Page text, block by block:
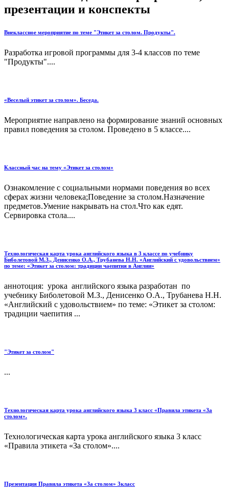
презентации и конспекты
Внеклассное мероприятие по теме "Этикет за столом. Продукты".
Разработка игровой программы для 3-4 классов по теме
"Продукты"....
«Веселый этикет за столом». Беседа.
Мероприятие направлено на формирование знаний основных
правил поведения за столом. Проведено в 5 классе....
Классный час на тему «Этикет за столом»
Ознакомление с социальными нормами поведения во всех
сферах жизни человека;Поведение за столом.Назначение
предметов.Умение накрывать на стол.Что как едят.
Сервировка стола....
Технологическая карта урока английского языка в 3 классе по учебнику
Биболетовой М.З., Денисенко О.А., Трубанева Н.Н. «Английский с удовольствием»
по теме: «Этикет за столом: традиции чаепития в Англии»
аннотоция: урока английского языка разработан по
учебнику Биболетовой М.З., Денисенко О.А., Трубанева Н.Н.
«Английский с удовольствием» по теме: «Этикет за столом:
традиции чаепития ...
"Этикет за столом"
...
Технологическая карта урока английского языка 3 класс «Правила этикета «За
столом».
Технологическая карта урока английского языка 3 класс
«Правила этикета «За столом»....
Презентация Правила этикета «За столом» 3класс